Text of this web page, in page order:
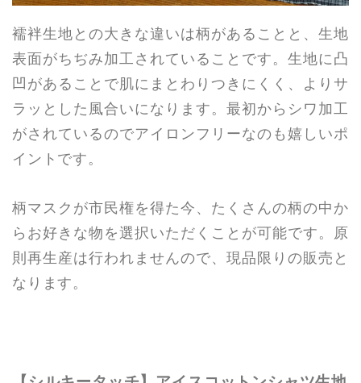
襦袢生地との大きな違いは柄があることと、生地
表面がちぢみ加工されていることです。生地に凸
凹があることで肌にまとわりつきにくく、よりサ
ラッとした風合いになります。最初からシワ加工
がされているのでアイロンフリーなのも嬉しいポ
イントです。
柄マスクが市民権を得た今、たくさんの柄の中か
らお好きな物を選択いただくことが可能です。原
則再生産は行われませんので、現品限りの販売と
なります。